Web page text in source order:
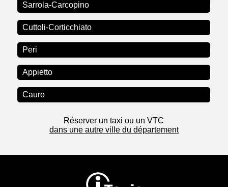
Sarrola-Carcopino
Cuttoli-Corticchiato
Peri
Appietto
Cauro
Réserver un taxi ou un VTC
dans une autre ville du département